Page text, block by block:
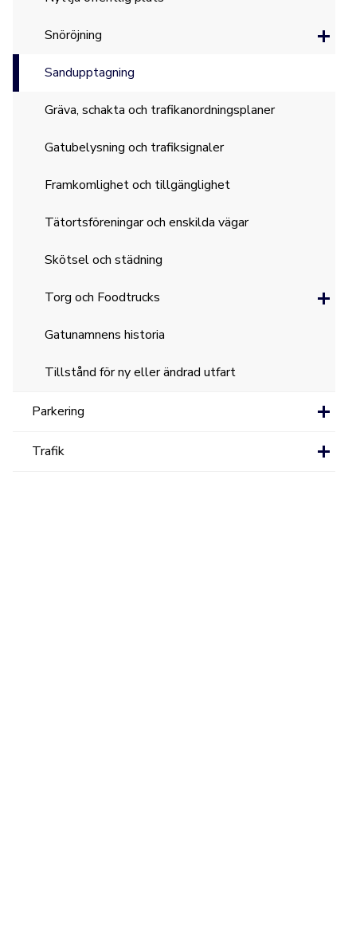
Snöröjning
Sandupptagning
Gräva, schakta och trafikanordningsplaner
Gatubelysning och trafiksignaler
Framkomlighet och tillgänglighet
Tätortsföreningar och enskilda vägar
Skötsel och städning
Torg och Foodtrucks
Gatunamnens historia
Tillstånd för ny eller ändrad utfart
Parkering
Trafik